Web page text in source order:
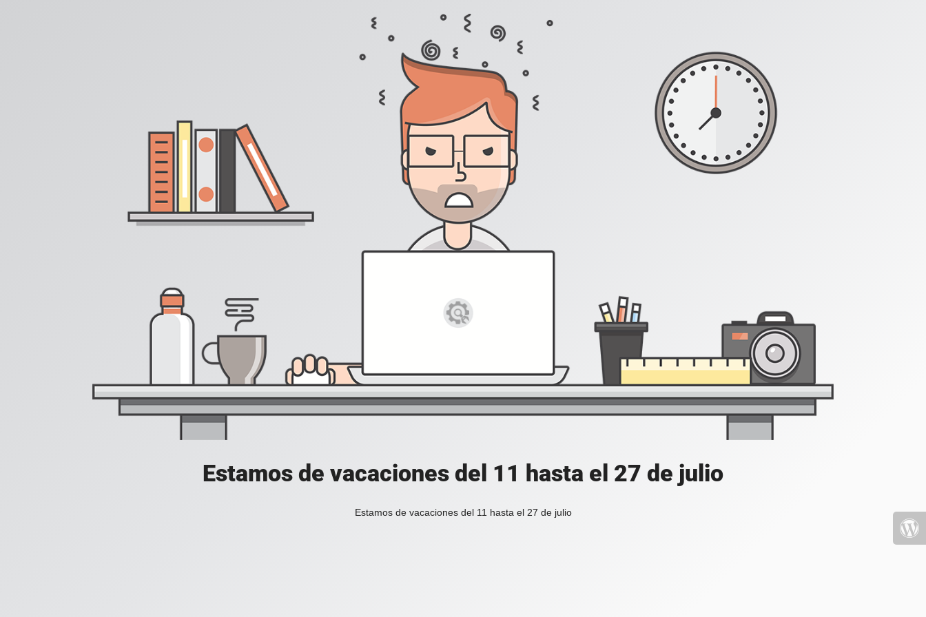
Estamos de vacaciones del 11 hasta el 27 de julio
Estamos de vacaciones del 11 hasta el 27 de julio